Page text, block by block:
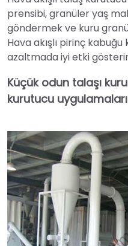
prensibi, granüler yaş
göndermek ve kuru
Hava akışlı pirinç
azaltmada iyi etki
Küçük odun talaşı
kurutucu uygulamaları